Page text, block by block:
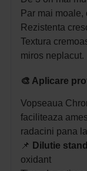
Par mai
Rezistenta
Textura
miros neplacut.
🎨 Aplicare
Vopseaua
faciliteaza
radacini pana
📌 Dilutie
oxidant